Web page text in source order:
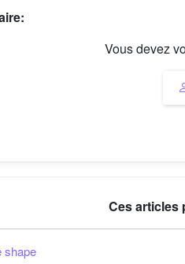
Vous devez
Ces articles
shape